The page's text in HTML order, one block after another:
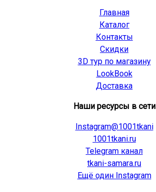
Главная
Каталог
Контакты
Скидки
3D тур по магазину
LookBook
Доставка
Наши ресурсы в сети
Instagram@1001tkani
1001tkani.ru
Telegram канал
tkani-samara.ru
Ещё один Instagram